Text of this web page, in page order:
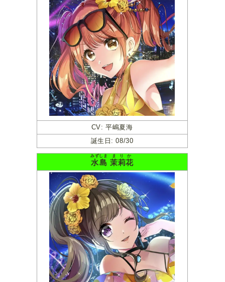
CV: 平嶋夏海
誕生日: 08/30
水島
みずしま
茉莉花
まりか